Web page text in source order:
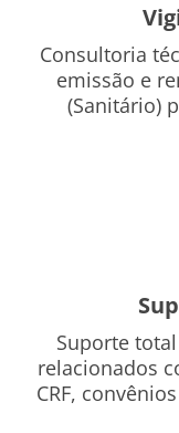
Consultoria
emissão e
(Sanitário)
Suporte
relacionados
CRF,